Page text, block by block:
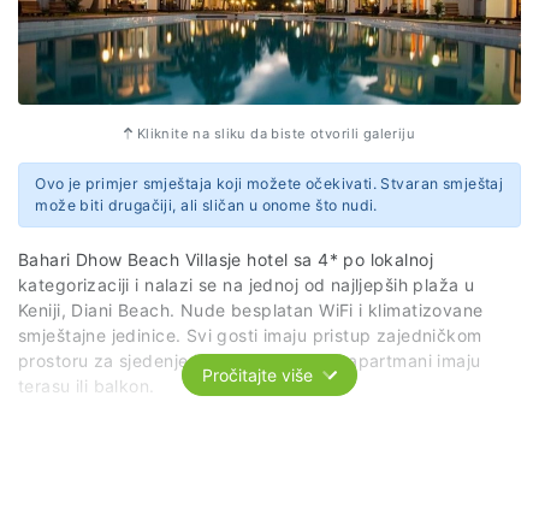
Kliknite na sliku da biste otvorili galeriju
Ovo je primjer smještaja koji možete očekivati. Stvaran smještaj
može biti drugačiji, ali sličan u onome što nudi.
Bahari Dhow Beach Villasje hotel sa 4* po lokalnoj
kategorizaciji i nalazi se na jednoj od najljepših plaža u
Keniji, Diani Beach. Nude besplatan WiFi i klimatizovane
smještajne jedinice. Svi gosti imaju pristup zajedničkom
prostoru za sjedenje i restoranu, a neki apartmani imaju
terasu ili balkon.
Pročitajte više